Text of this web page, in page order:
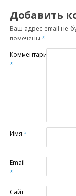
Добавить
Ваш адрес email не
помечены*
Комментарий
*
Имя*
Email
*
Сайт